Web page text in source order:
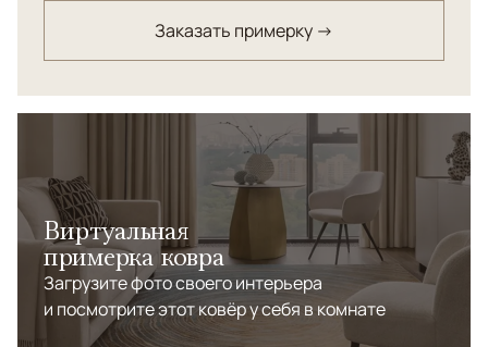
Заказать примерку →
Виртуальная
примерка ковра
Загрузите фото своего интерьера
и посмотрите этот ковёр у себя в комнате